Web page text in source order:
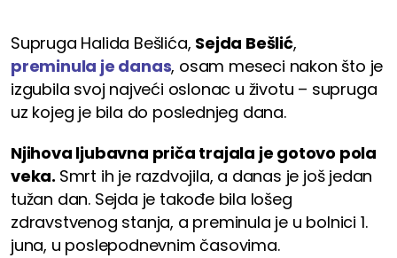
Supruga Halida Bešlića, Sejda Bešlić,
preminula je danas, osam meseci nakon što je
izgubila svoj najveći oslonac u životu – supruga
uz kojeg je bila do poslednjeg dana.
Njihova ljubavna priča trajala je gotovo pola
veka. Smrt ih je razdvojila, a danas je još jedan
tužan dan. Sejda je takođe bila lošeg
zdravstvenog stanja, a preminula je u bolnici 1.
juna, u poslepodnevnim časovima.